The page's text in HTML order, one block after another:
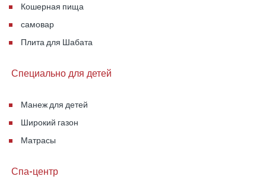
Кошерная пища
самовар
Плита для Шабата
Специально для детей
Манеж для детей
Широкий газон
Матрасы
Спа-центр